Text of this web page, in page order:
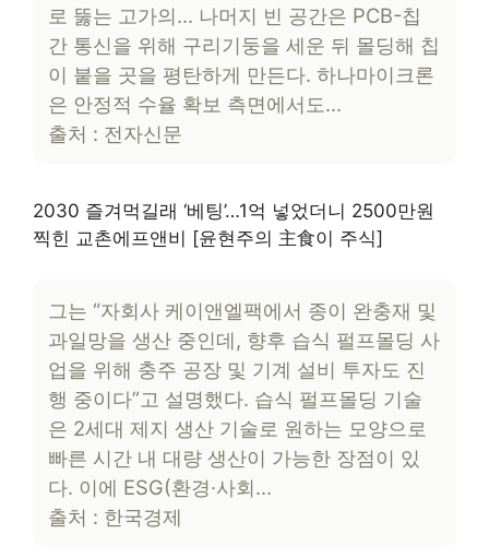
로 뚫는 고가의… 나머지 빈 공간은 PCB-칩
간 통신을 위해 구리기둥을 세운 뒤 몰딩해 칩
이 붙을 곳을 평탄하게 만든다. 하나마이크론
은 안정적 수율 확보 측면에서도…
출처 : 전자신문
2030 즐겨먹길래 ‘베팅’…1억 넣었더니 2500만원
찍힌 교촌에프앤비 [윤현주의 主食이 주식]
그는 “자회사 케이앤엘팩에서 종이 완충재 및
과일망을 생산 중인데, 향후 습식 펄프몰딩 사
업을 위해 충주 공장 및 기계 설비 투자도 진
행 중이다”고 설명했다. 습식 펄프몰딩 기술
은 2세대 제지 생산 기술로 원하는 모양으로
빠른 시간 내 대량 생산이 가능한 장점이 있
다. 이에 ESG(환경·사회…
출처 : 한국경제